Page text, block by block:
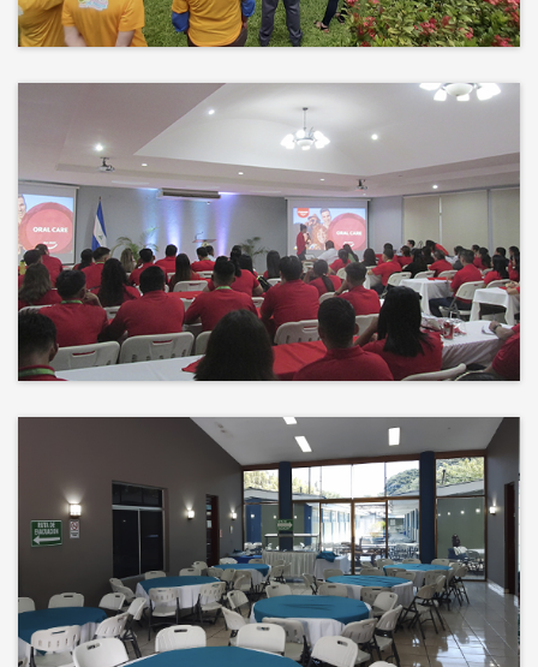
Desconectamos para conectar.
Entre risas, brisa fresca y un
ambiente natural
Events
El éxito no es solo un destino, es el
impacto que dejamos en el
camino